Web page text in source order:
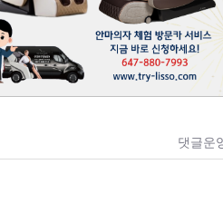
댓글운